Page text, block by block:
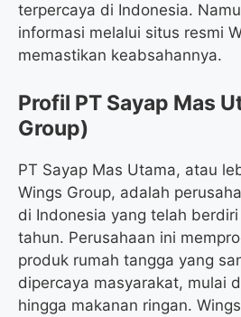
terpercaya di Indonesia.
informasi melalui situs resmi
memastikan keabsahannya.
Profil PT Sayap Mas
Group)
PT Sayap Mas Utama, atau
Wings Group, adalah
di Indonesia yang telah
tahun. Perusahaan ini
produk rumah tangga yang
dipercaya masyarakat, mulai
hingga makanan ringan.